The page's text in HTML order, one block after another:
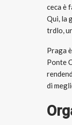
ceca è
Qui, la
trdlo,
Praga
Ponte
di